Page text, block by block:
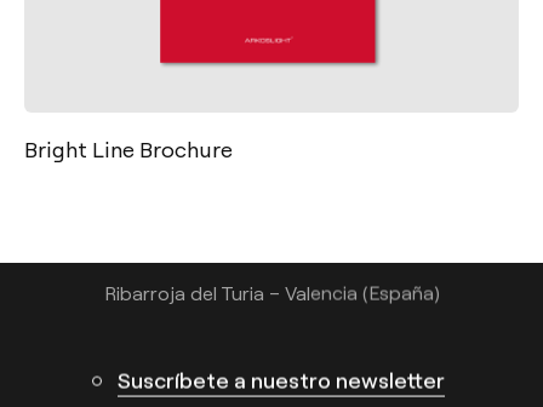
Bright Line BrochureTel.: +34 961 667 207
Ribarroja del Turia – Valencia (España)
Suscríbete a nuestro newsletter